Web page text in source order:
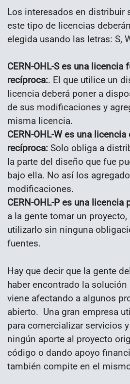
Los interesados en distribuir
este tipo de licencias
elegida usando las letras: S,
CERN-OHL-S es una licencia
recíproca:. El que utilice un
licencia deberá poner a
de sus modificaciones y
misma licencia.
CERN-OHL-W es una
recíproca: Solo obliga a
la parte del diseño que fue
bajo ella. No así los
modificaciones.
CERN-OHL-P es una licencia
a la gente tomar un
utilizarlo sin ninguna
fuentes.
Hay que decir que la gente
haber encontrado la
viene afectando a algunos
abierto. Una gran empresa
para comercializar servicios
ningún aporte al proyecto
código o dando apoyo
también compite en el